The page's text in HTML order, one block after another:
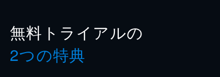
無料トライアルの
2つの特典